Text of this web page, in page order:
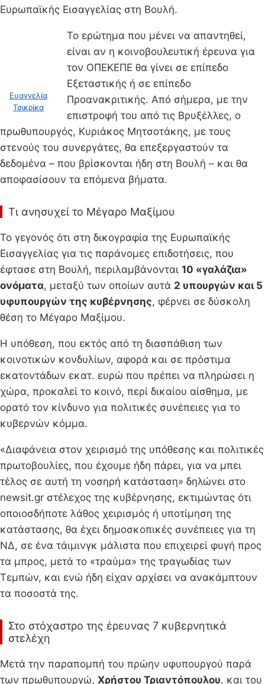
Ευρωπαϊκής Εισαγγελίας στη Βουλή.
Ευαγγελία
Τσικρίκα
Το ερώτημα που μένει να απαντηθεί,
είναι αν η κοινοβουλευτική έρευνα για
τον ΟΠΕΚΕΠΕ θα γίνει σε επίπεδο
Εξεταστικής ή σε επίπεδο
Προανακριτικής. Από σήμερα, με την
επιστροφή του από τις Βρυξέλλες, ο
πρωθυπουργός, Κυριάκος Μητσοτάκης, με τους
στενούς του συνεργάτες, θα επεξεργαστούν τα
δεδομένα – που βρίσκονται ήδη στη Βουλή – και θα
αποφασίσουν τα επόμενα βήματα.
Τι ανησυχεί το Μέγαρο Μαξίμου
Το γεγονός ότι στη δικογραφία της Ευρωπαϊκής
Εισαγγελίας για τις παράνομες επιδοτήσεις, που
έφτασε στη Βουλή, περιλαμβάνονται 10 «γαλάζια»
ονόματα, μεταξύ των οποίων αυτά 2 υπουργών και 5
υφυπουργών της κυβέρνησης, φέρνει σε δύσκολη
θέση το Μέγαρο Μαξίμου.
Η υπόθεση, που εκτός από τη διασπάθιση των
κοινοτικών κονδυλίων, αφορά και σε πρόστιμα
εκατοντάδων εκατ. ευρώ που πρέπει να πληρώσει η
χώρα, προκαλεί το κοινό, περί δικαίου αίσθημα, με
ορατό τον κίνδυνο για πολιτικές συνέπειες για το
κυβερνών κόμμα.
«Διαφάνεια στον χειρισμό της υπόθεσης και πολιτικές
πρωτοβουλίες, που έχουμε ήδη πάρει, για να μπει
τέλος σε αυτή τη νοσηρή κατάσταση» δηλώνει στο
newsit.gr στέλεχος της κυβέρνησης, εκτιμώντας ότι
οποιοσδήποτε λάθος χειρισμός ή υποτίμηση της
κατάστασης, θα έχει δημοσκοπικές συνέπειες για τη
ΝΔ, σε ένα τάιμινγκ μάλιστα που επιχειρεί φυγή προς
τα μπρος, μετά το «τραύμα» της τραγωδίας των
Τεμπών, και ενώ ήδη είχαν αρχίσει να ανακάμπτουν
τα ποσοστά της.
Στο στόχαστρο της έρευνας 7 κυβερνητικά
στελέχη
Μετά την παραπομπή του πρώην υφυπουργού παρά
των πρωθυπουργώ, Χρήστου Τριαντόπουλου, και του